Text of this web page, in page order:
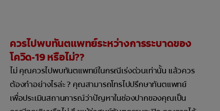
ควรไปพบทันตแพทย์ระหว่างการระบาดของ
โควิด-19 หรือไม่??
ไม่ คุณควรไปพบทันตแพทย์ในกรณีเร่งด่วนเท่านั้น แล้วควร
ต้องทำอย่างไรล่ะ ? คุณสามารถโทรไปปรึกษาทันตแพทย์
เพื่อประเมินสถานการณ์ว่าปัญหาในช่องปากของคุณเป็น